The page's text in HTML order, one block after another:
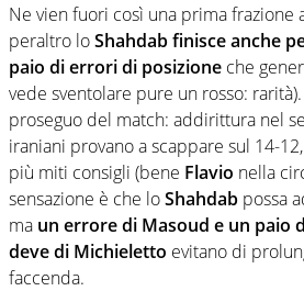
Ne vien fuori così una prima frazione
peraltro loShahdab finisce anche
paio di errori di posizione che
vede sventolare pure un rosso:
proseguo del match: addirittura nel
iraniani provano a scappare sul 14-
più miti consigli (bene Flavio nella
sensazione è che loShahdab possa
ma un errore di Masoud e un paio
deve di Michieletto evitano di
faccenda.